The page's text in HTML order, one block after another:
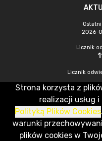
2026-
Licznik
Licznik
CMS & Hosting: Nefeni Sp. z o.o.
Strona korzysta z
realizacji usług
Polityką Plików Cookies
warunki
plików cookies w